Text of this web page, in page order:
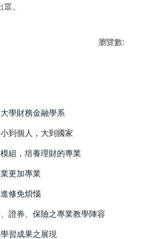
。
瀏覽數:
學財務金融學系
到個人，大到國家
組，培養理財的專業
更加專業
修免煩惱
證券、保險之專業教學陣容
習成果之展現